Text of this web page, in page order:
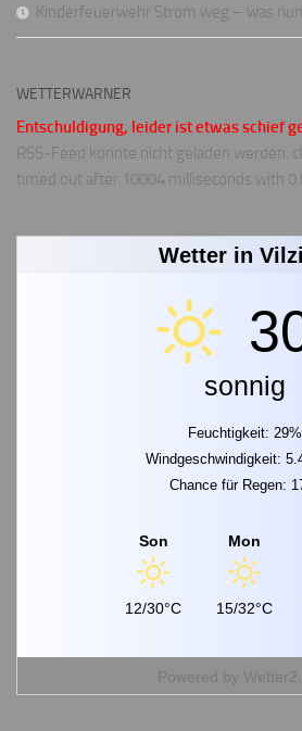
Kinderfeuerwehr Strom weg – was
WETTERWARNER
Entschuldigung, leider ist etwas schief
RSS-Feed konnte nicht geladen werden:
timed out after 10004 milliseconds with 0
Wetter in
sonnig
Feuchtigkeit: 29%
Windgeschwindigkeit:
Chance für Regen:
Son
12/30°C
Mon
15/32°C
Powered by